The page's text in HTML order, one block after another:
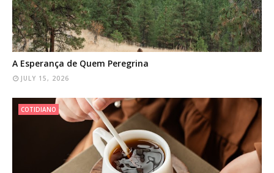
A Esperança de Quem Peregrina
JULY 15, 2026
COTIDIANO